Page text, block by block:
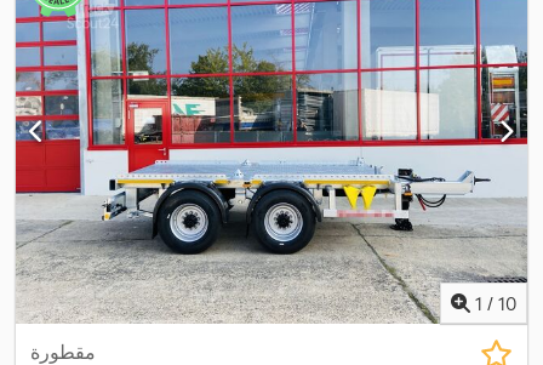
المضغوط,
1 / 10
مقطورة